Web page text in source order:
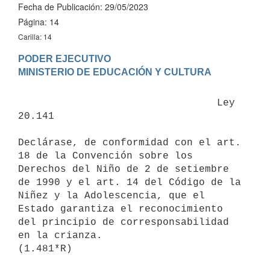
Fecha de Publicación: 29/05/2023
Página: 14
Carilla: 14
PODER EJECUTIVO
20.141
Declárase, de conformidad con el art.
18 de la Convención sobre los
Derechos del Niño de 2 de setiembre
de 1990 y el art. 14 del Código de la
Niñez y la Adolescencia, que el
Estado garantiza el reconocimiento
del principio de corresponsabilidad
en la crianza.
(1.481*R)